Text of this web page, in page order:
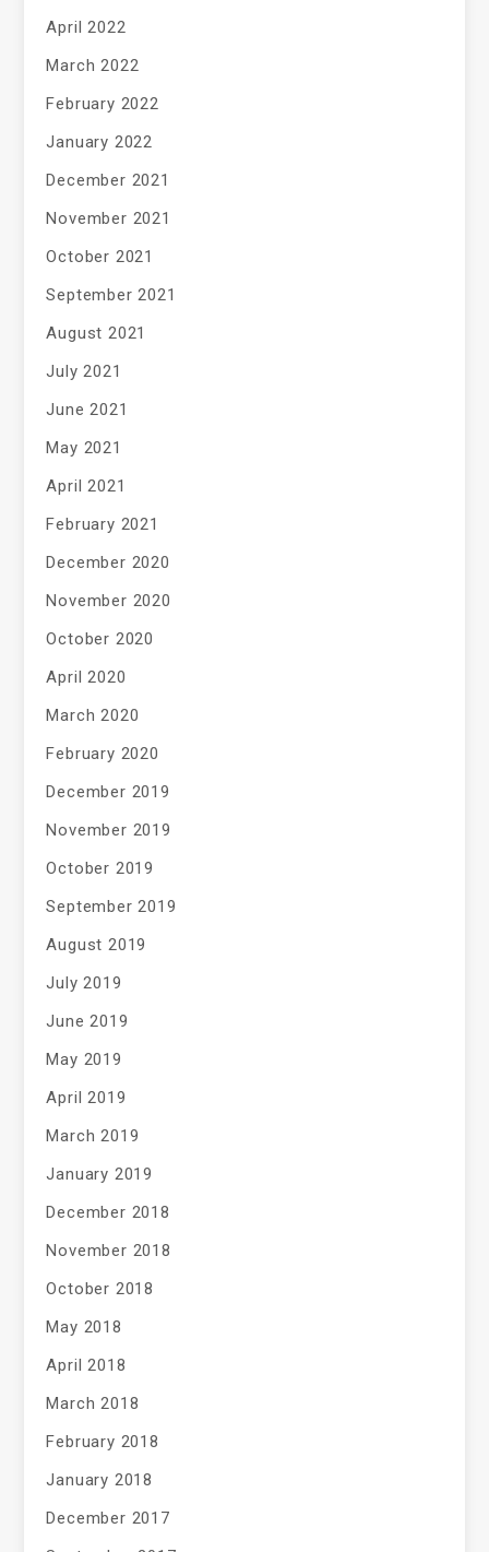
April 2022
March 2022
February 2022
January 2022
December 2021
November 2021
October 2021
September 2021
August 2021
July 2021
June 2021
May 2021
April 2021
February 2021
December 2020
November 2020
October 2020
April 2020
March 2020
February 2020
December 2019
November 2019
October 2019
September 2019
August 2019
July 2019
June 2019
May 2019
April 2019
March 2019
January 2019
December 2018
November 2018
October 2018
May 2018
April 2018
March 2018
February 2018
January 2018
December 2017